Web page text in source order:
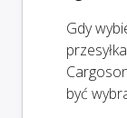
Gdy
być